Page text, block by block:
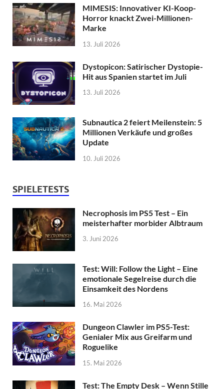
MIMESIS: Innovativer KI-Koop-
Horror knackt Zwei-Millionen-
Marke
13. Juli 2026
Dystopicon: Satirischer Dystopie-
Hit aus Spanien startet im Juli
13. Juli 2026
Subnautica 2 feiert Meilenstein: 5
Millionen Verkäufe und großes
Update
10. Juli 2026
SPIELETESTS
Necrophosis im PS5 Test – Ein
meisterhafter morbider Albtraum
3. Juni 2026
Test: Will: Follow the Light – Eine
emotionale Segelreise durch die
Einsamkeit des Nordens
16. Mai 2026
Dungeon Clawler im PS5-Test:
Genialer Mix aus Greifarm und
Roguelike
15. Mai 2026
Test: The Empty Desk – Wenn Stille